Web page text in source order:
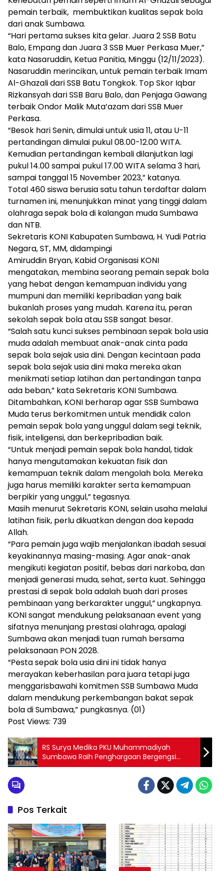
pemain terbaik, membuktikan kualitas sepak bola
dari anak Sumbawa.
“Hari pertama sukses kita gelar. Juara 2 SSB Batu
Balo, Empang dan Juara 3 SSB Muer Perkasa Muer,”
kata Nasaruddin, Ketua Panitia, Minggu (12/11/2023).
Nasaruddin merincikan, untuk pemain terbaik Imam
Al-Ghazali dari SSB Batu Tongkok. Top Skor Iqbar
Rizkansyah dari SSB Baru Balo, dan Penjaga Gawang
terbaik Ondor Malik Muta’azam dari SSB Muer
Perkasa.
“Besok hari Senin, dimulai untuk usia 11, atau U-11
pertandingan dimulai pukul 08.00-12.00 WITA.
Kemudian pertandingan kembali dilanjutkan lagi
pukul 14.00 sampai pukul 17.00 WITA selama 3 hari,
sampai tanggal 15 November 2023,” katanya.
Total 460 siswa berusia satu tahun terdaftar dalam
turnamen ini, menunjukkan minat yang tinggi dalam
olahraga sepak bola di kalangan muda Sumbawa
dan NTB.
Sekretaris KONI Kabupaten Sumbawa, H. Yudi Patria
Negara, ST, MM, didampingi
Amiruddin Bryan, Kabid Organisasi KONI
mengatakan, membina seorang pemain sepak bola
yang hebat dengan kemampuan individu yang
mumpuni dan memiliki kepribadian yang baik
bukanlah proses yang mudah. Karena itu, peran
sekolah sepak bola atau SSB sangat besar.
“Salah satu kunci sukses pembinaan sepak bola usia
muda adalah membuat anak-anak cinta pada
sepak bola sejak usia dini. Dengan kecintaan pada
sepak bola sejak usia dini maka mereka akan
menikmati setiap latihan dan pertandingan tanpa
ada beban,” kata Sekretaris KONI Sumbawa.
Ditambahkan, KONI berharap agar SSB Sumbawa
Muda terus berkomitmen untuk mendidik calon
pemain sepak bola yang unggul dalam segi teknik,
fisik, inteligensi, dan berkepribadian baik.
“Untuk menjadi pemain sepak bola handal, tidak
hanya mengutamakan kekuatan fisik dan
kemampuan teknik dalam mengolah bola. Mereka
juga harus memiliki karakter serta kemampuan
berpikir yang unggul,” tegasnya.
Masih menurut Sekretaris KONI, selain usaha melalui
latihan fisik, perlu dikuatkan dengan doa kepada
Allah.
“Para pemain juga wajib menjalankan ibadah sesuai
keyakinannya masing-masing. Agar anak-anak
mengikuti kegiatan positif, bebas dari narkoba, dan
menjadi generasi muda, sehat, serta kuat. Sehingga
prestasi di sepak bola adalah buah dari proses
pembinaan yang berkarakter unggul,” ungkapnya.
KONI sangat mendukung pelaksanaan event yang
sifatnya menunjang prestasi olahraga, apalagi
Sumbawa akan menjadi tuan rumah bersama
pelaksanaan PON 2028.
“Pesta sepak bola usia dini ini tidak hanya
merayakan keberhasilan para juara tetapi juga
menggarisbawahi komitmen SSB Sumbawa Muda
dalam mendukung perkembangan bakat sepak
bola di Sumbawa,” pungkasnya. (01)
Post Views: 739
RS Surya Medika PKU Muhammadiyah
Sumbawa Raih Penghargaan Bergengsi
dalam Customer Award PLN UIW NTB
Pos Terkait